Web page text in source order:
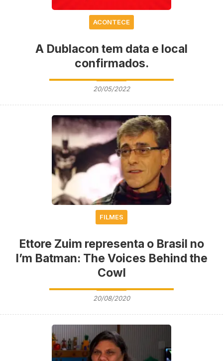
ACONTECE
A Dublacon tem data e local
confirmados.
20/05/2022
FILMES
Ettore Zuim representa o Brasil no
l’m Batman: The Voices Behind the
Cowl
20/08/2020